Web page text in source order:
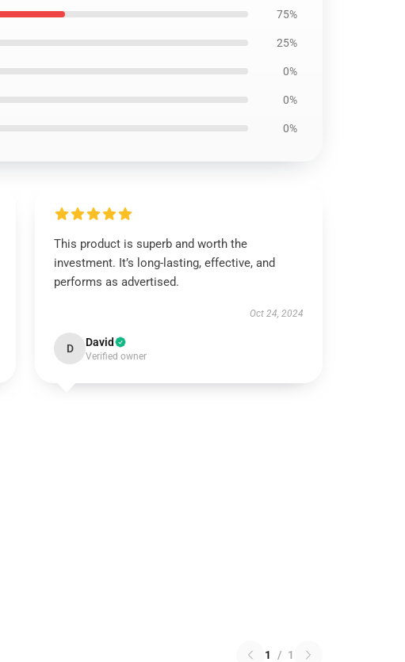
75%
25%
0%
0%
0%
This product is superb and worth the
investment. It’s long-lasting, effective, and
performs as advertised.
Oct 24, 2024
D David
Verified owner
1 / 1